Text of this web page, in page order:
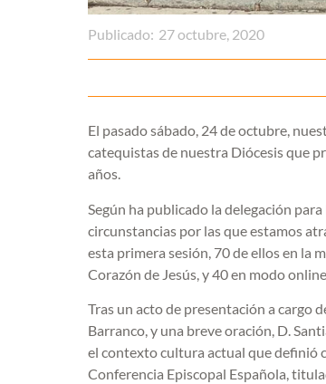
Publicado: 27 octubre, 2020
El pasado sábado, 24 de octubre,
catequistas de nuestra Diócesis que
años.
Según ha publicado la delegación
circunstancias por las que estamos
esta primera sesión, 70 de ellos en la
Corazón de Jesús, y 40 en modo
Tras un acto de presentación a cargo
Barranco, y una breve oración, D.
el contexto cultura actual que definió
Conferencia Episcopal Española,